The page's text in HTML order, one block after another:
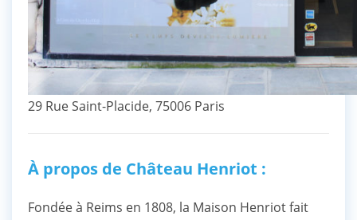
29 Rue Saint-Placide, 75006 Paris
À propos de Château Henriot :
Fondée à Reims en 1808, la Maison Henriot fait